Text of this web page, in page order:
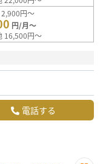
円～
円/月～
16,500円～
電話する